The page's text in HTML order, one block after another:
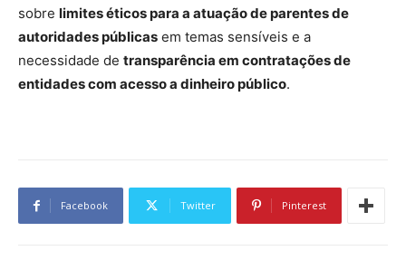
sobre limites éticos para a atuação de parentes de
autoridades públicas em temas sensíveis e a
necessidade de transparência em contratações de
entidades com acesso a dinheiro público.
Facebook Twitter Pinterest